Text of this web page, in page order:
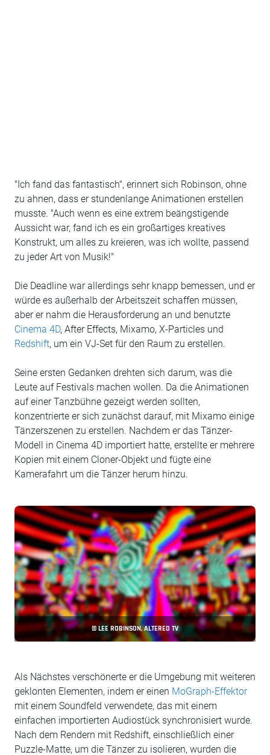
"Ich fand das fantastisch", erinnert sich Robinson, ohne
zu ahnen, dass er stundenlange Animationen erstellen
musste. "Auch wenn es eine extrem beängstigende
Aussicht war, fand ich es ein großartiges kreatives
Konstrukt, um alles zu kreieren, was ich wollte, passend
zu jeder Art von Musik!"
Die Deadline war allerdings sehr knapp bemessen, und er
würde es außerhalb der Arbeitszeit schaffen müssen,
aber er nahm die Herausforderung an und benutzte
Cinema 4D, After Effects, Mixamo, X-Particles und
Redshift, um ein VJ-Set für den Raum zu erstellen.
Seine ersten Gedanken drehten sich darum, was die
Leute auf Festivals machen wollen. Da die Animationen
auf einer Tanzbühne gezeigt werden sollten,
konzentrierte er sich zunächst darauf, mit Mixamo einige
Tänzerszenen zu erstellen. Nachdem er das Tänzer-
Modell in Cinema 4D importiert hatte, erstellte er mehrere
Kopien mit einem Cloner-Objekt und fügte eine
Kamerafahrt um die Tänzer herum hinzu.
© LEE ROBINSON, ALTERED TV
Als Nächstes verschönerte er die Umgebung mit weiteren
geklonten Elementen, indem er einen MoGraph-Effektor
mit einem Soundfeld verwendete, das mit einem
einfachen importierten Audiostück synchronisiert wurde.
Nach dem Rendern mit Redshift, einschließlich einer
Puzzle-Matte, um die Tänzer zu isolieren, wurden die